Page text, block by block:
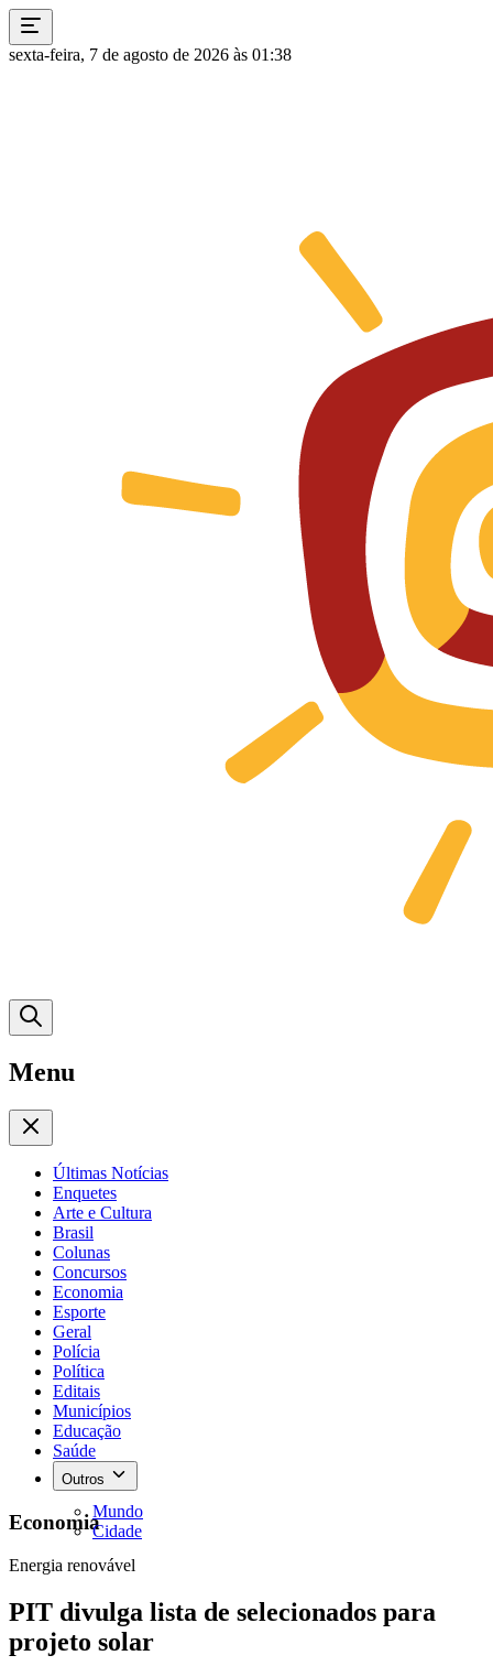
sexta-feira, 7 de agosto de 2026 às 01:38
Menu
Últimas Notícias
Enquetes
Arte e Cultura
Brasil
Colunas
Concursos
Economia
Esporte
Geral
Polícia
Política
Editais
Municípios
Educação
Saúde
Outros
Mundo
Cidade
Economia
Energia renovável
PIT divulga lista de selecionados para
projeto solar